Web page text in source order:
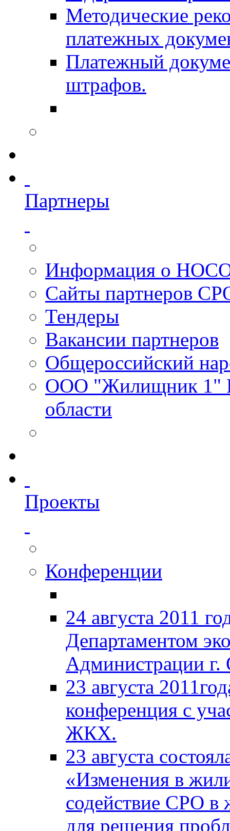
Методические
платежных
Платежный
штрафов.
Партнеры
Информация о
Сайты партнеров
Тендеры
Вакансии партнеров
Общероссийский
ООО "Жилищник 1"
области
Проекты
Конференции
24 августа 2011
Департаментом
Администрации г.
23 августа
конференция с
ЖКХ.
23 августа
«Изменения в
содействие СРО
для решения